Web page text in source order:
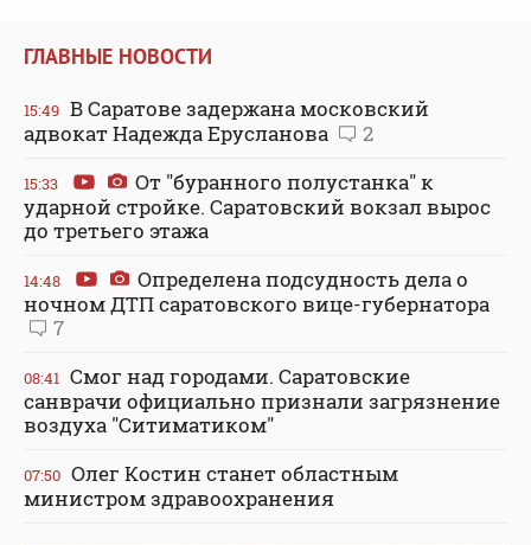
ГЛАВНЫЕ НОВОСТИ
15:49 В Саратове задержана московский
адвокат Надежда Ерусланова
2
15:33
От "буранного полустанка" к
ударной стройке. Саратовский вокзал вырос
до третьего этажа
14:48
Определена подсудность дела о
ночном ДТП саратовского вице-губернатора
7
08:41 Смог над городами. Саратовские
санврачи официально признали загрязнение
воздуха "Ситиматиком"
07:50 Олег Костин станет областным
министром здравоохранения